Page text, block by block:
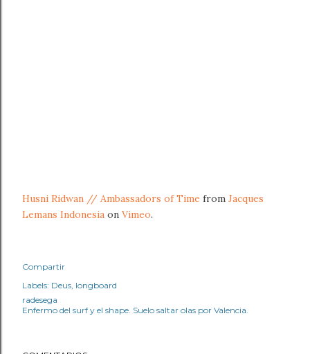
Husni Ridwan // Ambassadors of Time from Jacques
Lemans Indonesia on Vimeo.
Compartir
Labels: Deus longboard
radesega
Enfermo del surf y el shape. Suelo saltar olas por Valencia.